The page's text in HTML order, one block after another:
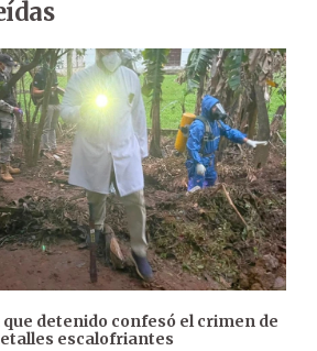
detenido confesó el crimen de
escalofriantes